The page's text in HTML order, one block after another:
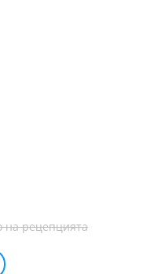
на рецепцията